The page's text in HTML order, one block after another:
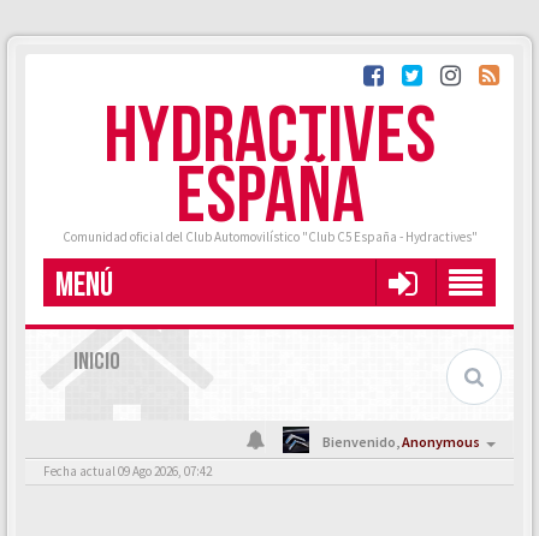
HYDRACTIVES
ESPAÑA
Comunidad oficial del Club Automovilístico "Club C5 España - Hydractives"
MENÚ
INICIO
Bienvenido,Anonymous
Fecha actual 09 Ago 2026, 07:42